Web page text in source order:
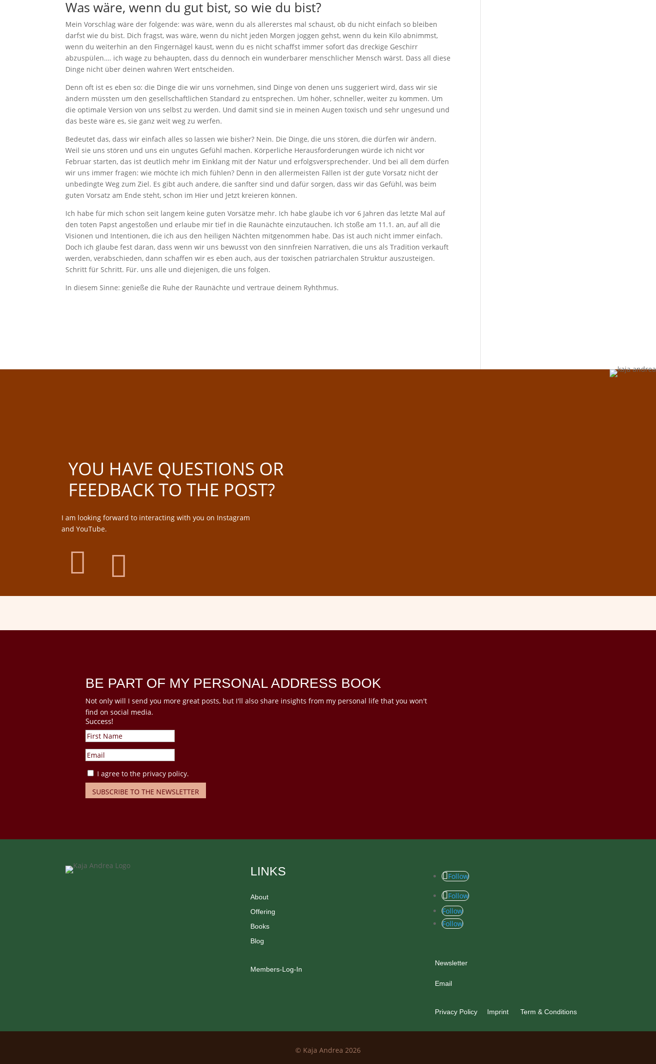
Was wäre, wenn du gut bist, so wie du bist?
Mein Vorschlag wäre der folgende: was wäre, wenn du als allererstes mal schaust, ob du nicht einfach so bleiben
darfst wie du bist. Dich fragst, was wäre, wenn du nicht jeden Morgen joggen gehst, wenn du kein Kilo abnimmst,
wenn du weiterhin an den Fingernägel kaust, wenn du es nicht schaffst immer sofort das dreckige Geschirr
abzuspülen…. ich wage zu behaupten, dass du dennoch ein wunderbarer menschlicher Mensch wärst. Dass all diese
Dinge nicht über deinen wahren Wert entscheiden.
Denn oft ist es eben so: die Dinge die wir uns vornehmen, sind Dinge von denen uns suggeriert wird, dass wir sie
ändern müssten um den gesellschaftlichen Standard zu entsprechen. Um höher, schneller, weiter zu kommen. Um
die optimale Version von uns selbst zu werden. Und damit sind sie in meinen Augen toxisch und sehr ungesund und
das beste wäre es, sie ganz weit weg zu werfen.
Bedeutet das, dass wir einfach alles so lassen wie bisher? Nein. Die Dinge, die uns stören, die dürfen wir ändern.
Weil sie uns stören und uns ein ungutes Gefühl machen. Körperliche Herausforderungen würde ich nicht vor
Februar starten, das ist deutlich mehr im Einklang mit der Natur und erfolgsversprechender. Und bei all dem dürfen
wir uns immer fragen: wie möchte ich mich fühlen? Denn in den allermeisten Fällen ist der gute Vorsatz nicht der
unbedingte Weg zum Ziel. Es gibt auch andere, die sanfter sind und dafür sorgen, dass wir das Gefühl, was beim
guten Vorsatz am Ende steht, schon im Hier und Jetzt kreieren können.
Ich habe für mich schon seit langem keine guten Vorsätze mehr. Ich habe glaube ich vor 6 Jahren das letzte Mal auf
den toten Papst angestoßen und erlaube mir tief in die Raunächte einzutauchen. Ich stoße am 11.1. an, auf all die
Visionen und Intentionen, die ich aus den heiligen Nächten mitgenommen habe. Das ist auch nicht immer einfach.
Doch ich glaube fest daran, dass wenn wir uns bewusst von den sinnfreien Narrativen, die uns als Tradition verkauft
werden, verabschieden, dann schaffen wir es eben auch, aus der toxischen patriarchalen Struktur auszusteigen.
Schritt für Schritt. Für. uns alle und diejenigen, die uns folgen.
In diesem Sinne: genieße die Ruhe der Raunächte und vertraue deinem Ryhthmus.
YOU HAVE QUESTIONS OR
FEEDBACK TO THE POST?
I am looking forward to interacting with you on Instagram
and YouTube.
 
BE PART OF MY PERSONAL ADDRESS BOOK
Not only will I send you more great posts, but I'll also share insights from my personal life that you won't
find on social media.
Success!
I agree to the privacy policy.
SUBSCRIBE TO THE NEWSLETTER
LINKS
About
Offering
Books
Blog
Members-Log-In
Follow
Follow
Follow
Follow
Newsletter
Email
Privacy Policy Imprint Term & Conditions
© Kaja Andrea 2026